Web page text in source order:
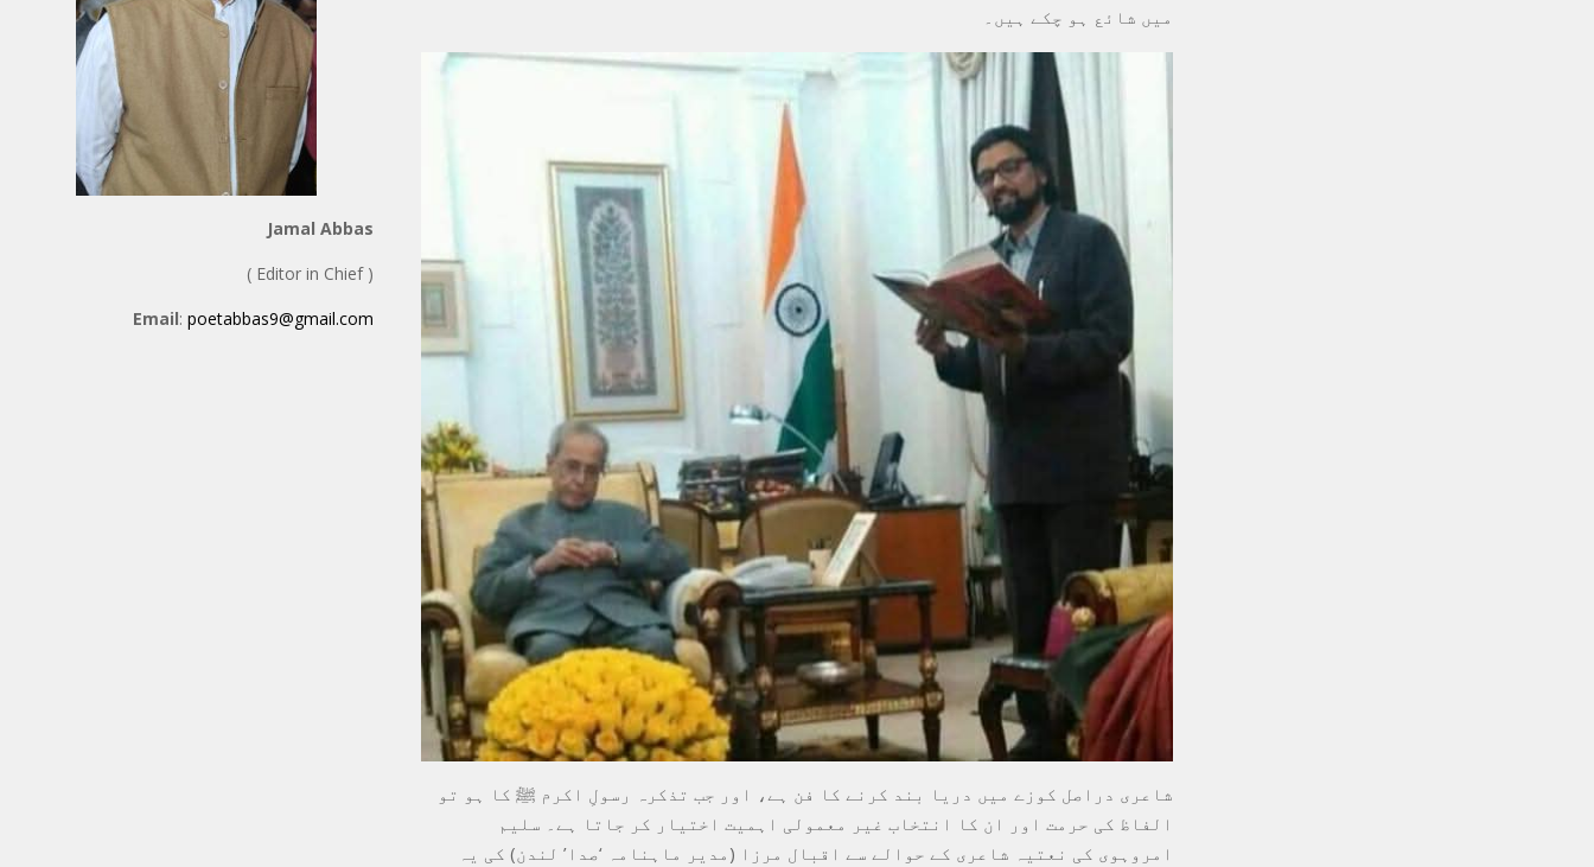
میں شائع ہو چکے ہیں۔
شاعری دراصل کوزے میں دریا بند کرنے کا فن ہے، اور جب تذکرہ رسولِ اکرم ﷺ کا ہو تو
الفاظ کی حرمت اور ان کا انتخاب غیر معمولی اہمیت اختیار کر جاتا ہے۔ سلیم
امروہوی کی نعتیہ شاعری کے حوالے سے اقبال مرزا (مدیر ماہنامہ ‘صدا’ لندن) کی یہ
Jamal Abbas
( Editor in Chief )
Email: poetabbas9@gmail.com